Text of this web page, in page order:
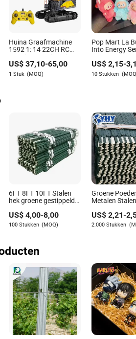
Huina Graafmachine
1592 1: 14 22CH RC
Metalen Graafmachine
Speelgoed met Grote
Trucks RC Auto
Elektrische
US$ 37,10-65,00
1 Stuk (MOQ)
Pop Mart La
Into Energy
Blinde Doos
Knuffel
US$2,15-
10 Stukken
6FT 8FT 10FT Stalen
hek groene gestippelde
US$ 4,00-8,00
100 Stukken (MOQ)
Groene
Metalen
US$2,21-
2.000 Stukken